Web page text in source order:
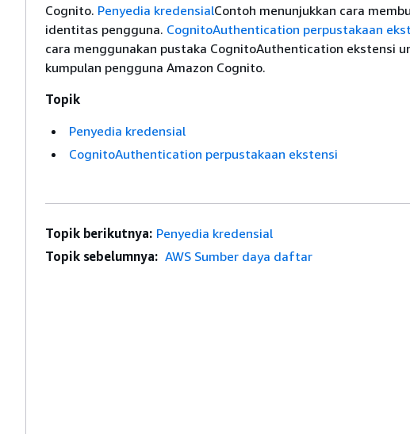
Cognito. Penyedia kredensialContoh menunjukkan cara
identitas pengguna. CognitoAuthentication perpustakaan
cara menggunakan pustaka CognitoAuthentication ekstensi
kumpulan pengguna Amazon Cognito.
Topik
Penyedia kredensial
CognitoAuthentication perpustakaan ekstensi
Topik berikutnya: Penyedia kredensial
Topik sebelumnya: AWS Sumber daya daftar